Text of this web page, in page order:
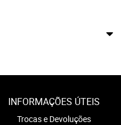
INFORMAÇÕES ÚTEIS
Trocas e Devoluções